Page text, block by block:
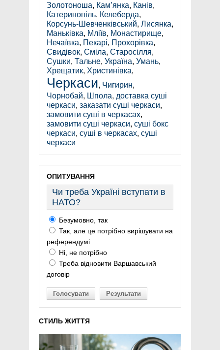
Золотоноша, Кам’янка, Канів,
Катеринопіль, Келеберда,
Корсунь-Шевченківський, Лисянка,
Маньківка, Мліїв, Монастирище,
Нечаївка, Пекарі, Прохорівка,
Свидівок, Сміла, Старосілля,
Сушки, Тальне, Україна, Умань,
Хрещатик, Христинівка,
Черкаси, Чигирин,
Чорнобай, Шпола, доставка суші
черкаси, заказати суші черкаси,
замовити суші в черкасах,
замовити суші черкаси, суші бокс
черкаси, суші в черкасах, суші
черкаси
ОПИТУВАННЯ
Чи треба Україні вступати в
НАТО?
Безумовно, так
Так, але це потрібно вирішувати на
референдумі
Ні, не потрібно
Треба відновити Варшавський
договір
Голосувати Результати
СТИЛЬ ЖИТТЯ